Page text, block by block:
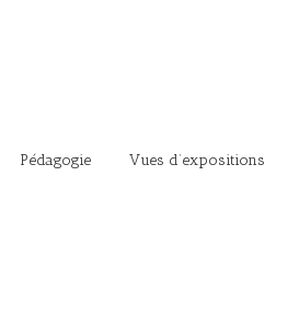
Pédagogie Vues d’expositions